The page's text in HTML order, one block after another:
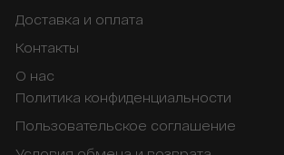
Доставка и оплата
Контакты
О нас
Политика конфиденциальности
Пользовательское соглашение